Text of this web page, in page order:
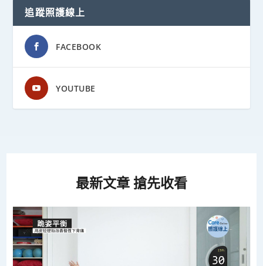
追蹤照護線上
FACEBOOK
YOUTUBE
最新文章 搶先收看